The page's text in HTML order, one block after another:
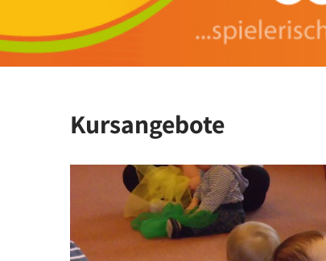
Kursangebote